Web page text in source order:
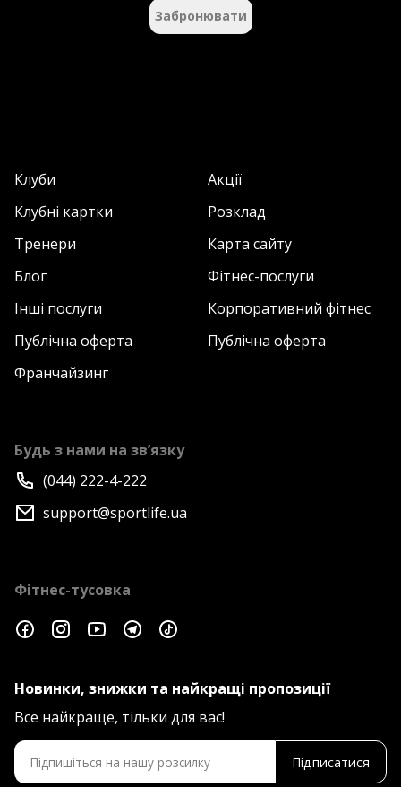
Забронювати
Клуби
Акції
Клубні картки
Розклад
Тренери
Карта сайту
Блог
Фітнес-послуги
Інші послуги
Корпоративний фітнес
Публічна оферта
Публічна оферта
Франчайзинг
Будь з нами на зв’язку
(044) 222-4-222
support@sportlife.ua
Фітнес-тусовка
Новинки, знижки та найкращі пропозиції
Все найкраще, тільки для вас!
Підписатися